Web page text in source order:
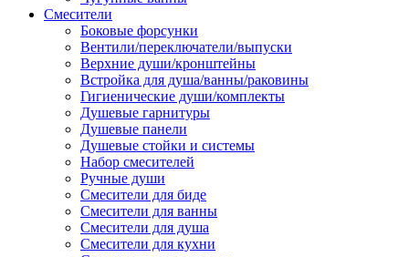
Смесители
Боковые форсунки
Вентили/переключатели/выпуски
Верхние души/кронштейны
Встройка для душа/ванны/раковины
Гигиенические души/комплекты
Душевые гарнитуры
Душевые панели
Душевые стойки и системы
Набор смесителей
Ручные души
Смесители для биде
Смесители для ванны
Смесители для душа
Смесители для кухни